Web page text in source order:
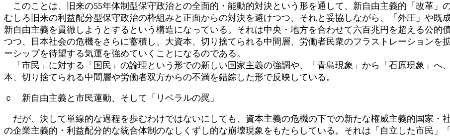
このことは、旧来の55年体制型保守政治との全面的・能動的対決という形を通して、新自由主義的「改革」
むしろ旧来の利益配分型保守政治の枠組みと正面からの対決を避けつつ、それと妥協しながら、「外圧」や既
新自由主義を貫徹しようとするという構造になっている。それは中央・地方を合わせて六百兆円を超える公的
つつ、日本社会の危機をさらに蓄積し、大資本、切り捨てられる中間層、労働者民衆のフラストレーションを
ーシップを待望する気運を強めていくことになるのである。
「市民」に対する「国民」の論理という形での新しい国家主義の強調や、「青島現象」から「石原現象」へ
本、切り捨てられる中間層や労働者双方からの不満を錯綜した形で反映している。
ｃ 新自由主義と市民運動、そして「リベラルの罠」
だが、決して単線的な過程を歩むわけではないにしても、資本主義の危機の下での新たな権威主義的国家・
の企業主義的・利益配分的な統合体制のなしくずし的な崩壊現象をもたらしている。それは「自立した市民」